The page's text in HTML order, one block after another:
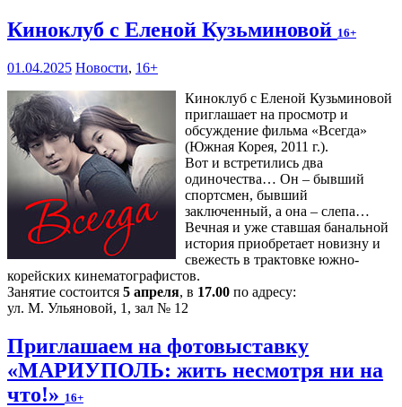
Киноклуб с Еленой Кузьминовой 16+
01.04.2025 Новости, 16+
Киноклуб с Еленой Кузьминовой
приглашает на просмотр и
обсуждение фильма «Всегда»
(Южная Корея, 2011 г.).
Вот и встретились два
одиночества… Он – бывший
спортсмен, бывший
заключенный, а она – слепа…
Вечная и уже ставшая банальной
история приобретает новизну и
свежесть в трактовке южно-
корейских кинематографистов.
Занятие состоится 5 апреля, в 17.00 по адресу:
ул. М. Ульяновой, 1, зал № 12
Приглашаем на фотовыставку
«МАРИУПОЛЬ: жить несмотря ни на
что!» 16+